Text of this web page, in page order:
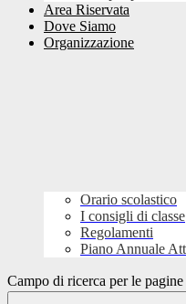
Area Riservata
Dove Siamo
Organizzazione
Orario scolastico
I consigli di classe
Regolamenti
Piano Annuale
Campo di ricerca per le